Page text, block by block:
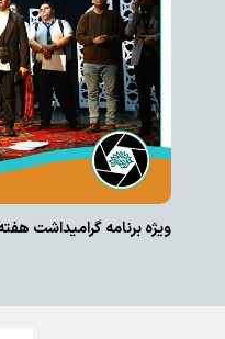
ویژه برنامه گرامیداشت